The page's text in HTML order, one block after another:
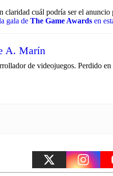
claridad cuál podría ser el anuncio
gala de The Game Awards en
A. Marín
de videojuegos. Perdido